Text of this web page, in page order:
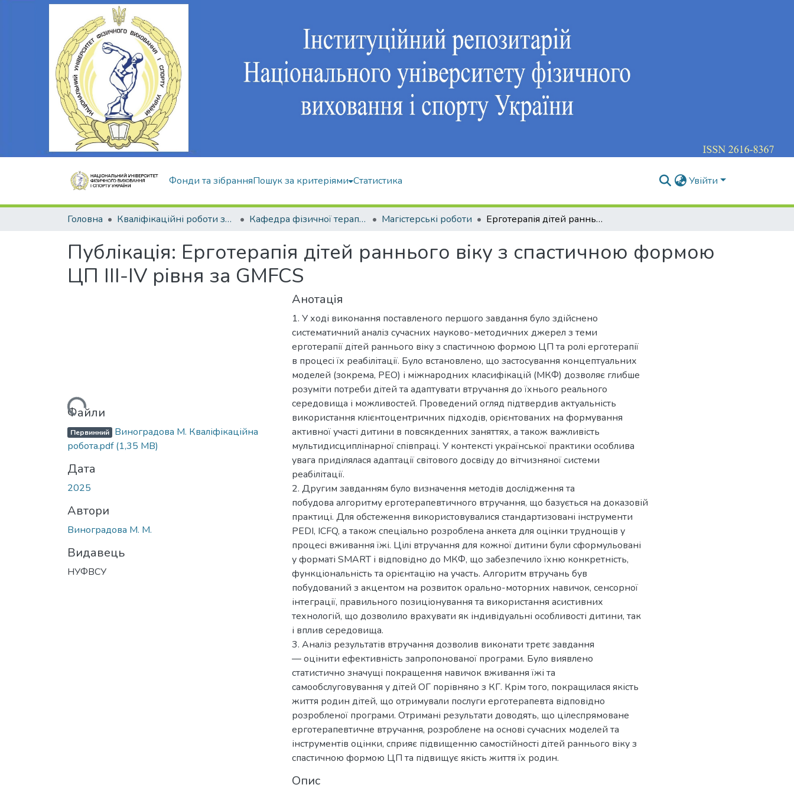
Фонди та зібранняПошук за критеріями Статистика Увійти
Головна Кваліфікаційні роботи здобувачів вищої освіти Кафедра фізичної терапії та ерготерапії Магістерські роботи Ерготерапія дітей раннього віку з спастичною формою ЦП ІІІ-IV рівня за GMFCS
Публікація: Ерготерапія дітей раннього віку з спастичною формою
ЦП ІІІ-IV рівня за GMFCS
Вантажиться...
Файли
Первинний Виноградова М. Кваліфікаційна
робота.pdf(1,35 MB)
Дата
2025
Автори
Виноградова М. М.
Видавець
НУФВСУ
Анотація
1. У ході виконання поставленого першого завдання було здійснено
систематичний аналіз сучасних науково-методичних джерел з теми
ерготерапії дітей раннього віку з спастичною формою ЦП та ролі ерготерапії
в процесі їх реабілітації. Було встановлено, що застосування концептуальних
моделей (зокрема, PEO) і міжнародних класифікацій (МКФ) дозволяє глибше
розуміти потреби дітей та адаптувати втручання до їхнього реального
середовища і можливостей. Проведений огляд підтвердив актуальність
використання клієнтоцентричних підходів, орієнтованих на формування
активної участі дитини в повсякденних заняттях, а також важливість
мультидисциплінарної співпраці. У контексті української практики особлива
увага приділялася адаптації світового досвіду до вітчизняної системи
реабілітації.
2. Другим завданням було визначення методів дослідження та
побудова алгоритму ерготерапевтичного втручання, що базується на доказовій
практиці. Для обстеження використовувалися стандартизовані інструменти
PEDI, ICFQ, а також спеціально розроблена анкета для оцінки труднощів у
процесі вживання їжі. Цілі втручання для кожної дитини були сформульовані
у форматі SMART і відповідно до МКФ, що забезпечило їхню конкретність,
функціональність та орієнтацію на участь. Алгоритм втручань був
побудований з акцентом на розвиток орально-моторних навичок, сенсорної
інтеграції, правильного позиціонування та використання асистивних
технологій, що дозволило врахувати як індивідуальні особливості дитини, так
і вплив середовища.
3. Аналіз результатів втручання дозволив виконати третє завдання
— оцінити ефективність запропонованої програми. Було виявлено
статистично значущі покращення навичок вживання їжі та
самообслуговування у дітей ОГ порівняно з КГ. Крім того, покращилася якість
життя родин дітей, що отримували послуги ерготерапевта відповідно
розробленої програми. Отримані результати доводять, що цілеспрямоване
ерготерапевтичне втручання, розроблене на основі сучасних моделей та
інструментів оцінки, сприяє підвищенню самостійності дітей раннього віку з
спастичною формою ЦП та підвищує якість життя їх родин.
Опис